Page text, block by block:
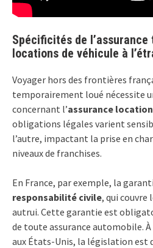
Spécificités de
locations de véhicule à
Voyager hors des frontières
temporairement loué nécessite
concernant l’assurance location
obligations légales varient
l’autre, impactant la prise en
niveaux de franchises.
En France, par exemple, la
responsabilité civile, qui couvre
autrui. Cette garantie est
de toute assurance automobile.
aux États-Unis, la législation est